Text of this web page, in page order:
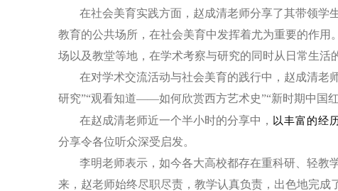
在社会美育实践方面，赵成清老师分享了其带领学
教育的公共场所，在社会美育中发挥着尤为重要的作
场以及教堂等地，在学术考察与研究的同时从日常生活
在对学术交流活动与社会美育的践行中，赵成清老
研究”“观看知道——如何欣赏西方艺术史”“新时期中国
在赵成清老师近一个半小时的分享中， 以丰富的经
分享令各位听众深受启发。
李明老师表示，如今各大高校都存在重科研、轻教
来，赵老师始终尽职尽责，教学认真负责，出色地完